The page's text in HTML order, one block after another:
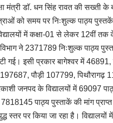
मंत्री डाॅ. धन सिंह रावत की सख्ती के
को समय पर निःशुल्क पाठ्य
में कक्षा-01 से लेकर 12वीं
ने 2371789 निःशुल्क पाठ्य
गई। इसी प्रकार बागेश्वर में
पौड़ी 107799,
जनपद के विद्यालयों में 69097
पाठ्य पुस्ताकें की मांग
स्तर पर किया जा रहा है।